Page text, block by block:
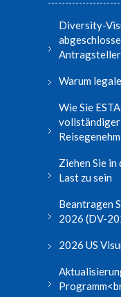
Diversity-
Antragsteller
Warum
Wie Sie
Ziehen Sie
Last zu sein
Beantragen
2026 (DV-
2026 US